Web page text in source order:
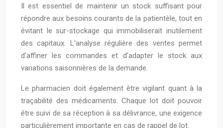
Il est essentiel de maintenir un stock suffisant pour
répondre aux besoins courants de la patientèle, tout en
évitant le sur-stockage qui immobiliserait inutilement
des capitaux. L’analyse régulière des ventes permet
d’affiner les commandes et d’adapter le stock aux
variations saisonnières de la demande.
Le pharmacien doit également être vigilant quant à la
traçabilité des médicaments. Chaque lot doit pouvoir
être suivi de sa réception à sa délivrance, une exigence
particulièrement importante en cas de rappel de lot.